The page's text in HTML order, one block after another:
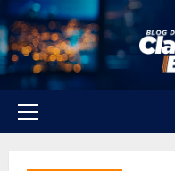
Skip
to
content
Primary